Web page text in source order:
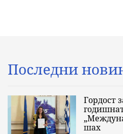
Последни
Гордост
шах